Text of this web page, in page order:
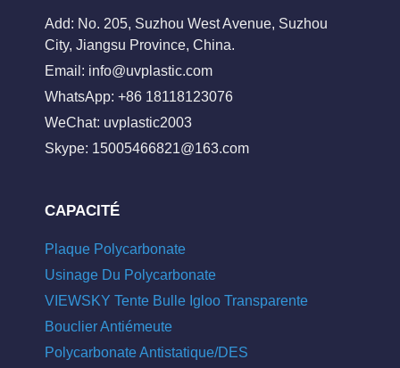
Add: No. 205, Suzhou West Avenue, Suzhou
City, Jiangsu Province, China.
Email: info@uvplastic.com
WhatsApp: +86 18118123076
WeChat: uvplastic2003
Skype: 15005466821@163.com
CAPACITÉ
Plaque Polycarbonate
Usinage Du Polycarbonate
VIEWSKY Tente Bulle Igloo Transparente
Bouclier Antiémeute
Polycarbonate Antistatique/DES